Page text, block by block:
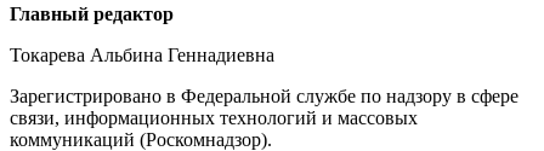
Редакция
Главный редактор
Токарева Альбина Геннадиевна
Зарегистрировано в Федеральной службе по надзору в сфере
связи, информационных технологий и массовых
коммуникаций (Роскомнадзор).